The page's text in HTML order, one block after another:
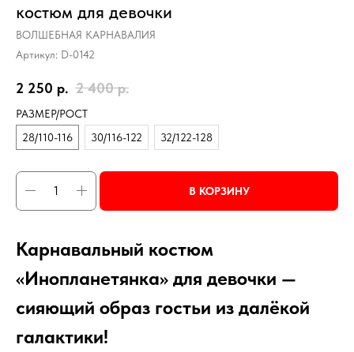
костюм для девочки
ВОЛШЕБНАЯ КАРНАВАЛИЯ
Артикул: D-0142
2 250 р. 2 400 р.
РАЗМЕР/РОСТ
28/110-116
30/116-122 32/122-128
В КОРЗИНУ
Карнавальный костюм
«Инопланетянка» для девочки —
сияющий образ гостьи из далёкой
галактики!